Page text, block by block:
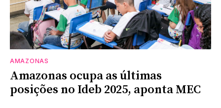
AMAZONAS
Amazonas ocupa as últimas
posições no Ideb 2025, aponta MEC